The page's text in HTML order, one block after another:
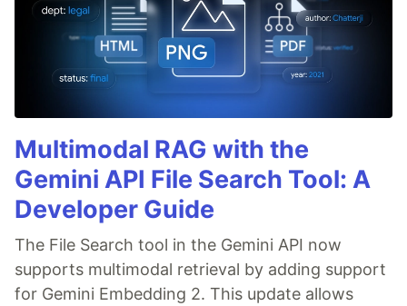
Multimodal RAG with the
Gemini API File Search Tool: A
Developer Guide
The File Search tool in the Gemini API now
supports multimodal retrieval by adding support
for Gemini Embedding 2. This update allows